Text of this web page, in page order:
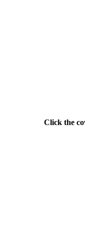
Click the